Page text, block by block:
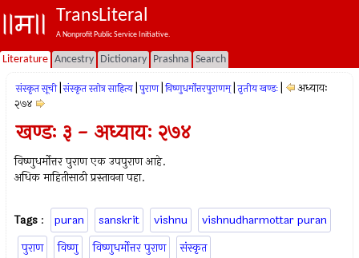
TransLiteral
A Nonprofit Public Service Initiative.
Literature Ancestry Dictionary Prashna Search
संस्कृत सूची संस्कृत स्तोत्र साहित्य पुराण विष्णुधर्मोत्तरपुराणम् तृतीय खण्डः
अध्यायः
२७४
खण्डः ३ - अध्यायः २७४
विष्णुधर्मोत्तर पुराण एक उपपुराण आहे.
अधिक माहितीसाठी प्रस्तावना पहा.
Tags : puran sanskrit vishnu
vishnudharmottar puran
पुराण
विष्णु विष्णुधर्मोत्तर पुराण संस्कृत